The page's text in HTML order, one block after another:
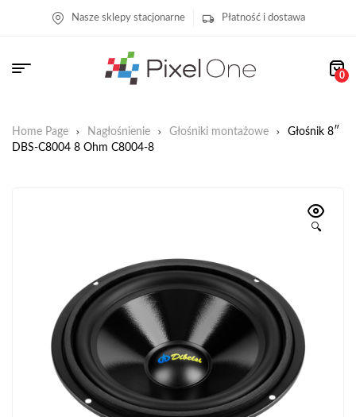
Nasze sklepy stacjonarne Płatność i dostawa
0
Home Page Nagłośnienie Głośniki montażowe
Głośnik 8″
DBS-C8004 8 Ohm C8004-8
🔍